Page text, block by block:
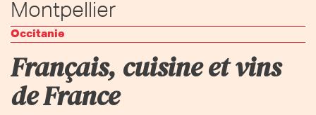
Montpellier
Occitanie
Français, cuisine et vins
de France